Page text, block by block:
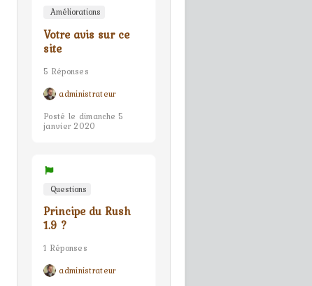
Améliorations
Votre avis sur ce
site
5 Réponses
administrateur
Posté le dimanche 5
janvier 2020
Questions
Principe du Rush
1.9 ?
1 Réponses
administrateur